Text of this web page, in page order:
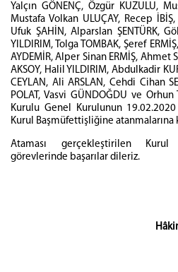
Yalçın GÖNENÇ, Özgür KUZULU,
Mustafa Volkan ULUÇAY, Recep
Ufuk ŞAHİN, Alparslan ŞENTÜRK,
YILDIRIM, Tolga TOMBAK, Şeref
AYDEMİR, Alper Sinan ERMİŞ, Ahmet
AKSOY, Halil YILDIRIM, Abdulkadir
CEYLAN, Ali ARSLAN, Cehdi Cihan
POLAT, Vasvi GÜNDOĞDU ve
Kurulu Genel Kurulunun
Kurul Başmüfettişliğine
Ataması gerçekleştirilen Kurul
görevlerinde başarılar dileriz.